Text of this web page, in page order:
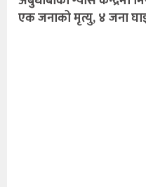
एक जनाको मृत्यु, ४ जना